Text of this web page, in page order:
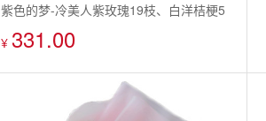
紫色的梦-冷美人紫玫瑰19枝、白洋桔梗5
枝、粉色美女樱5枝
¥ 331.00